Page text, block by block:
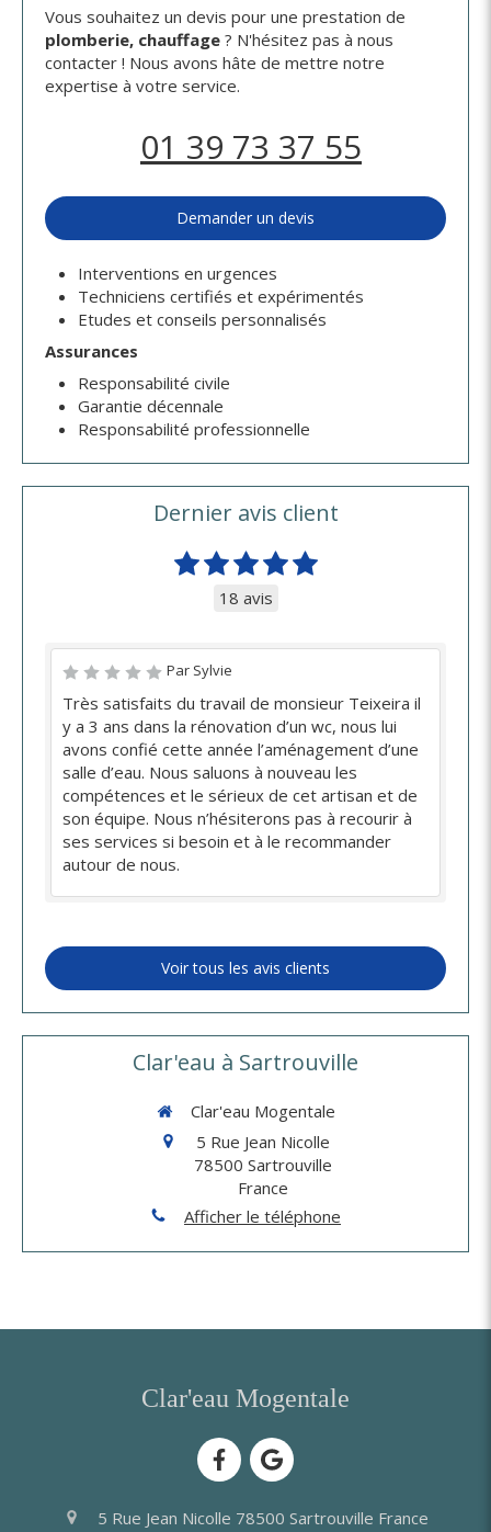
Vous souhaitez un devis pour une prestation de
plomberie, chauffage ? N'hésitez pas à nous
contacter ! Nous avons hâte de mettre notre
expertise à votre service.
01 39 73 37 55
Demander un devis
Interventions en urgences
Techniciens certifiés et expérimentés
Etudes et conseils personnalisés
Assurances
Responsabilité civile
Garantie décennale
Responsabilité professionnelle
Dernier avis client
18 avis
Par Sylvie
Très satisfaits du travail de monsieur Teixeira il
y a 3 ans dans la rénovation d’un wc, nous lui
avons confié cette année l’aménagement d’une
salle d’eau. Nous saluons à nouveau les
compétences et le sérieux de cet artisan et de
son équipe. Nous n’hésiterons pas à recourir à
ses services si besoin et à le recommander
autour de nous.
Voir tous les avis clients
Clar'eau à Sartrouville
Clar'eau Mogentale
5 Rue Jean Nicolle
78500 Sartrouville
France
Afficher le téléphone
Clar'eau Mogentale
5 Rue Jean Nicolle 78500 Sartrouville France